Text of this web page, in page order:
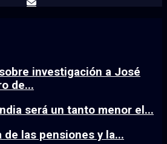
investigación a José
de...
será un tanto menor el...
las pensiones y la...